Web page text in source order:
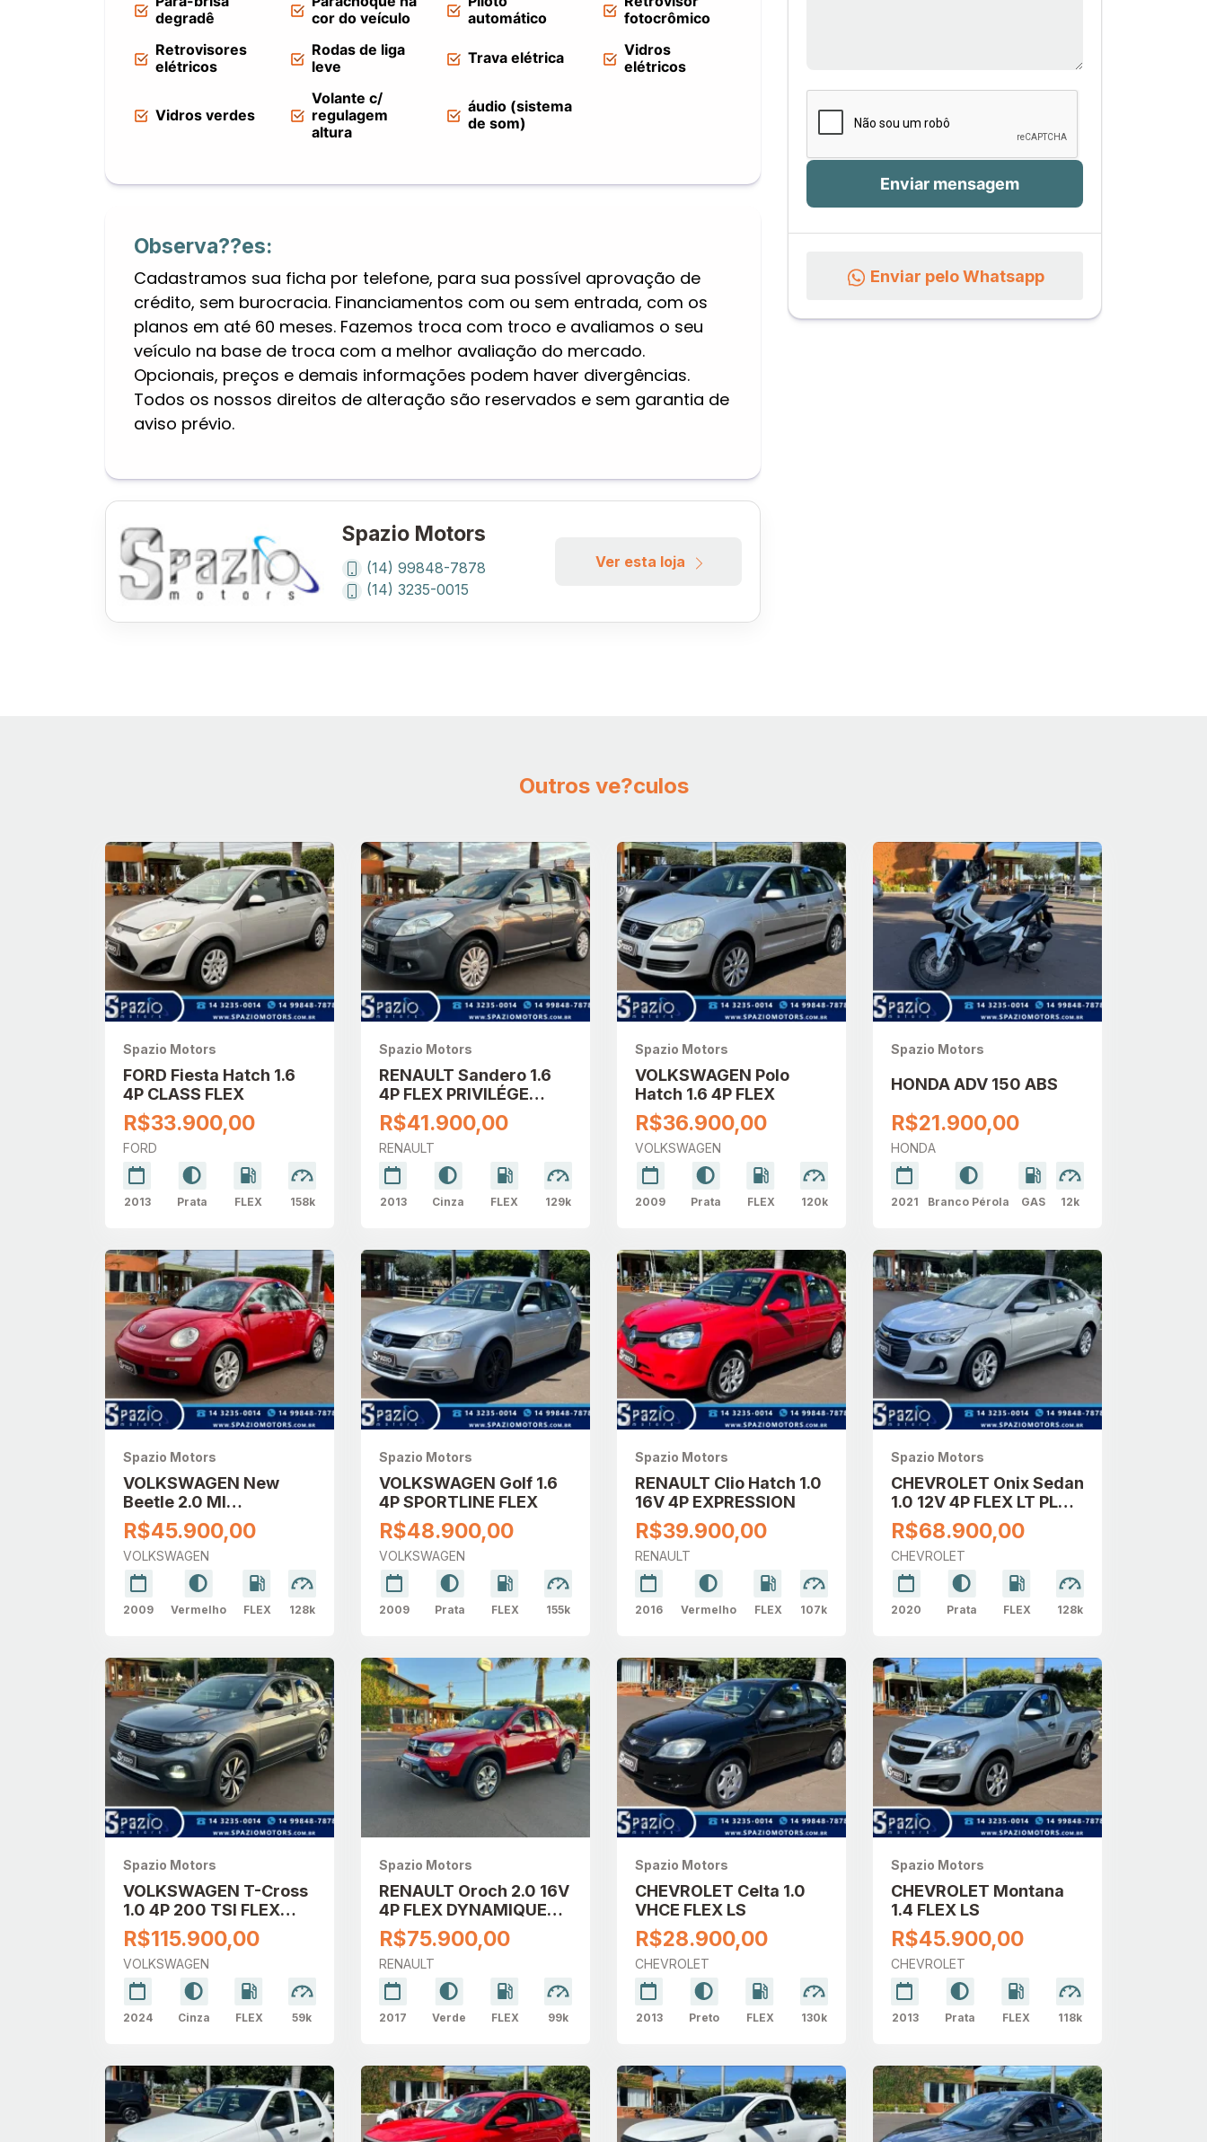
degradê
cor do veículo
automático
fotocrômico
Retrovisores
elétricos
Rodas de liga
leve
Trava elétrica
Vidros
elétricos
Vidros verdes
Volante c/
regulagem
altura
áudio (sistema
de som)
Observa??es:
Cadastramos sua ficha por telefone, para sua possível aprovação de
crédito, sem burocracia. Financiamentos com ou sem entrada, com os
planos em até 60 meses. Fazemos troca com troco e avaliamos o seu
veículo na base de troca com a melhor avaliação do mercado.
Opcionais, preços e demais informações podem haver divergências.
Todos os nossos direitos de alteração são reservados e sem garantia de
aviso prévio.
Spazio Motors
(14) 99848-7878
(14) 3235-0015
Ver esta loja
Enviar pelo Whatsapp
Outros ve?culos
Spazio Motors
FORD Fiesta Hatch 1.6
4P CLASS FLEX
R$33.900,00
FORD
2013 Prata FLEX 158k
Spazio Motors
RENAULT Sandero 1.6
4P FLEX PRIVILÉGE
AUTOMÁTICO
R$41.900,00
RENAULT
2013 Cinza FLEX 129k
Spazio Motors
VOLKSWAGEN Polo
Hatch 1.6 4P FLEX
R$36.900,00
VOLKSWAGEN
2009 Prata FLEX 120k
Spazio Motors
HONDA ADV 150 ABS
R$21.900,00
HONDA
2021 Branco Pérola GAS 12k
Spazio Motors
VOLKSWAGEN New
Beetle 2.0 MI
AUTOMÁTICO
R$45.900,00
VOLKSWAGEN
2009 Vermelho FLEX 128k
Spazio Motors
VOLKSWAGEN Golf 1.6
4P SPORTLINE FLEX
R$48.900,00
VOLKSWAGEN
2009 Prata FLEX 155k
Spazio Motors
RENAULT Clio Hatch 1.0
16V 4P EXPRESSION
R$39.900,00
RENAULT
2016 Vermelho FLEX 107k
Spazio Motors
CHEVROLET Onix Sedan
1.0 12V 4P FLEX LT PLUS
TURBO AUTOMÁTICO
R$68.900,00
CHEVROLET
2020 Prata FLEX 128k
Spazio Motors
VOLKSWAGEN T-Cross
1.0 4P 200 TSI FLEX
AUTOMÁTICO
R$115.900,00
VOLKSWAGEN
2024 Cinza FLEX 59k
Spazio Motors
RENAULT Oroch 2.0 16V
4P FLEX DYNAMIQUE
AUTOMÁTICO
R$75.900,00
RENAULT
2017 Verde FLEX 99k
Spazio Motors
CHEVROLET Celta 1.0
VHCE FLEX LS
R$28.900,00
CHEVROLET
2013 Preto FLEX 130k
Spazio Motors
CHEVROLET Montana
1.4 FLEX LS
R$45.900,00
CHEVROLET
2013 Prata FLEX 118k